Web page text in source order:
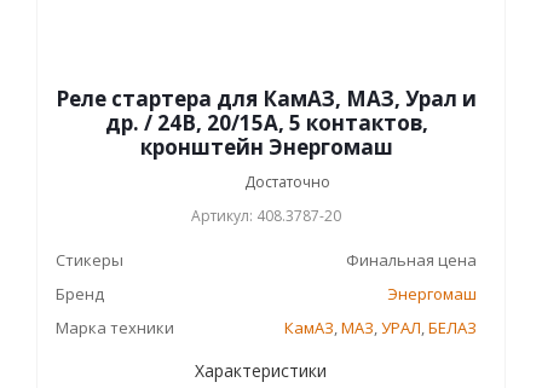
Реле стартера для КамАЗ, МАЗ, Урал и
др. / 24В, 20/15А, 5 контактов,
кронштейн Энергомаш
Достаточно
Артикул: 408.3787-20
Стикеры
Финальная цена
Бренд
Энергомаш
Марка техники
КамАЗ,МАЗ,УРАЛ,БЕЛАЗ
Характеристики